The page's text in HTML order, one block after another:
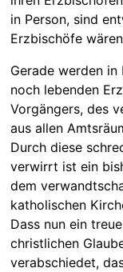
in Person, sind
Erzbischöfe
Gerade werden
noch lebenden
Vorgängers, des
aus allen
Durch diese
verwirrt ist ein
dem
katholischen
Dass nun ein
christlichen
verabschiedet,